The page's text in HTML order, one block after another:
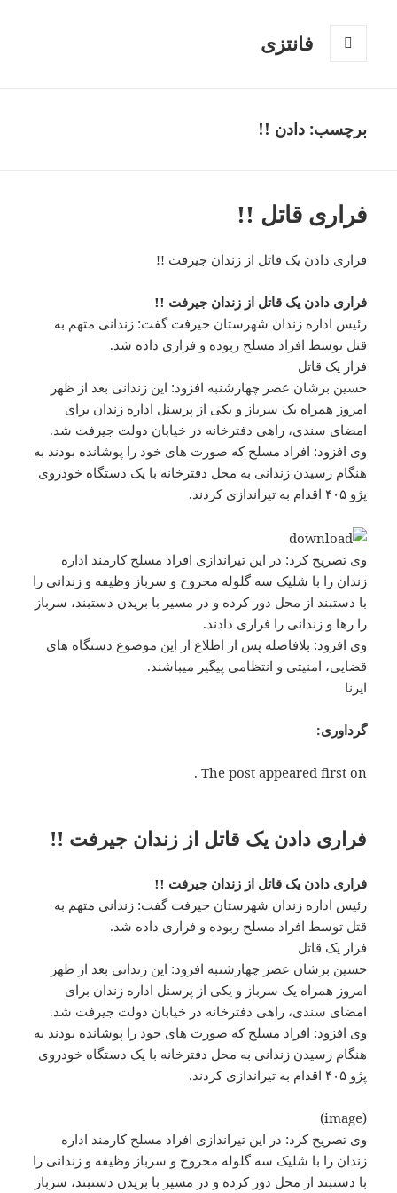
فانتزی
برچسب: دادن !!
فراری قاتل !!
فراری دادن یک قاتل از زندان جیرفت !!
فراری دادن یک قاتل از زندان جیرفت !!
رئیس اداره زندان شهرستان جیرفت گفت: زندانی متهم به
قتل توسط افراد مسلح ربوده و فراری داده شد.
فرار یک قاتل
حسین برشان عصر چهارشنبه افزود: این زندانی بعد از ظهر
امروز همراه یک سرباز و یکی از پرسنل اداره زندان برای
امضای سندی، راهی دفترخانه در خیابان دولت جیرفت شد.
وی افزود: افراد مسلح که صورت های خود را پوشانده بودند به
هنگام رسیدن زندانی به محل دفترخانه با یک دستگاه خودروی
پژو ۴۰۵ اقدام به تیراندازی کردند.
وی تصریح کرد: در این تیراندازی افراد مسلح کارمند اداره
زندان را با شلیک سه گلوله مجروح و سرباز وظیفه و زندانی را
با دستبند از محل دور کرده و در مسیر با بریدن دستبند، سرباز
را رها و زندانی را فراری دادند.
وی افزود: بلافاصله پس از اطلاع از این موضوع دستگاه های
قضایی، امنیتی و انتظامی پیگیر میباشند.
ایرنا
گرداوری:
The post appeared first on .
فراری دادن یک قاتل از زندان جیرفت !!
فراری دادن یک قاتل از زندان جیرفت !!
رئیس اداره زندان شهرستان جیرفت گفت: زندانی متهم به
قتل توسط افراد مسلح ربوده و فراری داده شد.
فرار یک قاتل
حسین برشان عصر چهارشنبه افزود: این زندانی بعد از ظهر
امروز همراه یک سرباز و یکی از پرسنل اداره زندان برای
امضای سندی، راهی دفترخانه در خیابان دولت جیرفت شد.
وی افزود: افراد مسلح که صورت های خود را پوشانده بودند به
هنگام رسیدن زندانی به محل دفترخانه با یک دستگاه خودروی
پژو ۴۰۵ اقدام به تیراندازی کردند.
(image)
وی تصریح کرد: در این تیراندازی افراد مسلح کارمند اداره
زندان را با شلیک سه گلوله مجروح و سرباز وظیفه و زندانی را
با دستبند از محل دور کرده و در مسیر با بریدن دستبند، سرباز